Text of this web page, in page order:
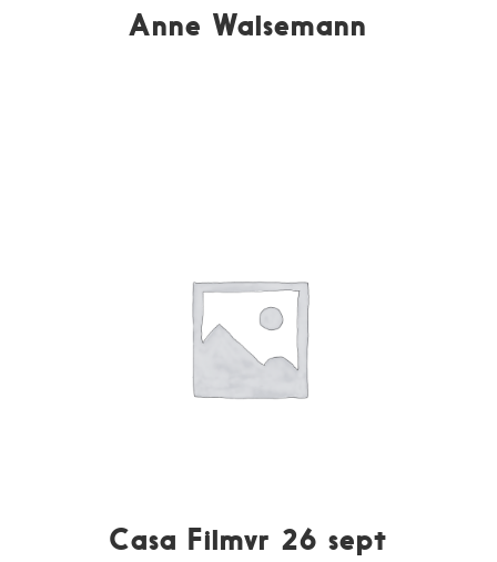
Anne Walsemann
Casa Filmvr 26 sept